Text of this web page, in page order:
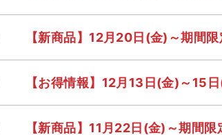
【新商品】12月20日(金)～期間
【お得情報】12月13日(金)～15
【新商品】11月22日(金)～期間